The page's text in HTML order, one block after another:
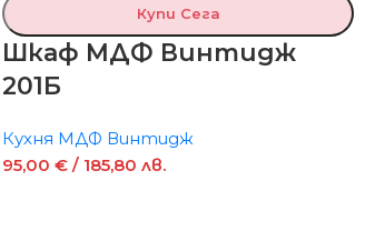
Купи Сега
Шкаф МДФ Винтидж
201Б
Кухня МДФ Винтидж
95,00 € / 185,80 лв.